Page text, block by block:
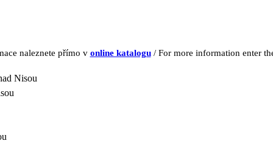
naleznete přímo v online katalogu/ For more information enter
Nisou